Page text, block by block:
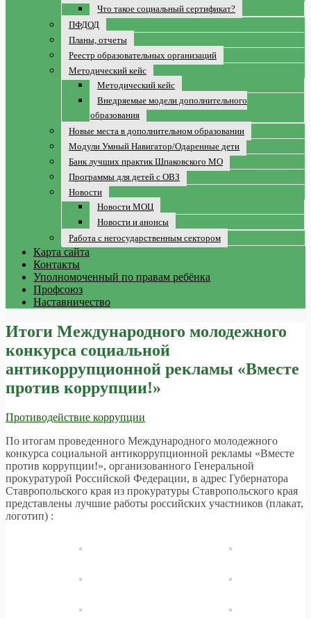
Что такое социальный сертификат?
ПФДОД
Планы, отчеты
Реестр образовательных организаций
Методический кейс
Методический кейс
Внедряемые модели дополнительного
образования
Новые места в дополнительном образовании
Модули Умный Навигатор/Одаренные дети
Банк лучших практик Шпаковского МО
Программы для детей с ОВЗ
Новости
Новости МОЦ
Новости и анонсы
Работа с негосударственным сектором
Карта сайта
Контакты
Уполномоченный по правам ребёнка
Профсоюз
Наставничество
Итоги Международного молодежного
конкурса социальной
антикоррупционной рекламы «Вместе
против коррупции!»
Противодействие коррупции
По итогам проведенного Международного молодежного
конкурса социальной антикоррупционной рекламы «Вместе
против коррупции!», организованного Генеральной
прокуратурой Российской Федерации, в адрес Губернатора
Ставропольского края из прокуратуры Ставропольского края
представлены лучшие работы российских участников (плакат,
логотип) :